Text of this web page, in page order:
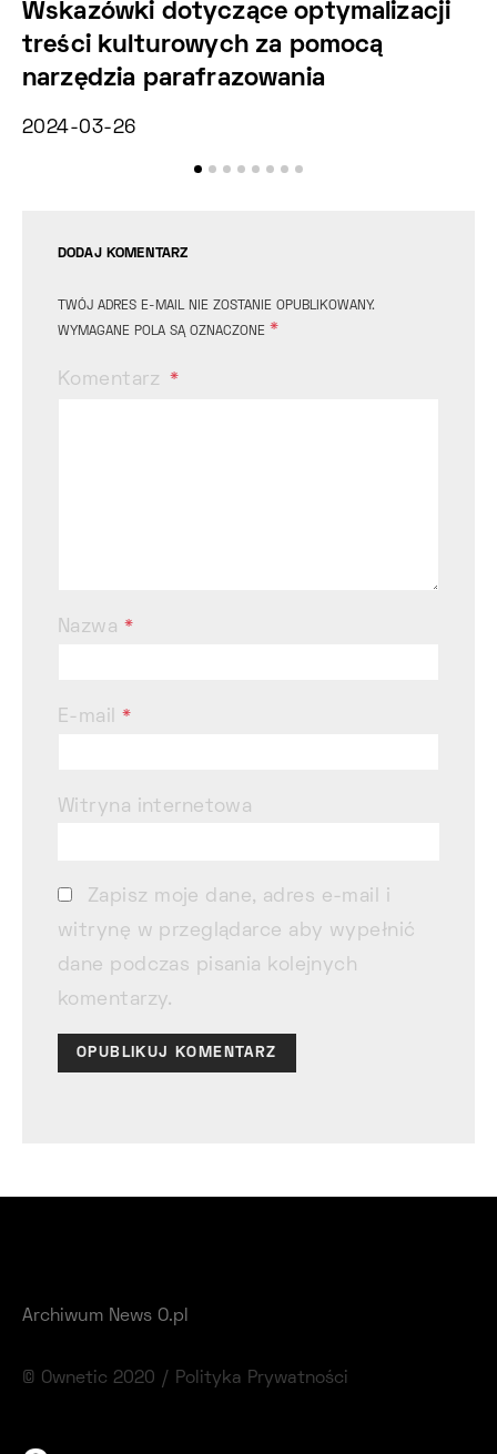
Wskazówki dotyczące optymalizacji
treści kulturowych za pomocą
narzędzia parafrazowania
2024-03-26
DODAJ KOMENTARZ
TWÓJ ADRES E-MAIL NIE ZOSTANIE OPUBLIKOWANY.
WYMAGANE POLA SĄ OZNACZONE *
Komentarz
Nazwa *
E-mail*
Witryna internetowa
Zapisz moje dane, adres e-mail i
witrynę w przeglądarce aby wypełnić
dane podczas pisania kolejnych
komentarzy.
Archiwum News O.pl
© Ownetic 2020 / Polityka Prywatności